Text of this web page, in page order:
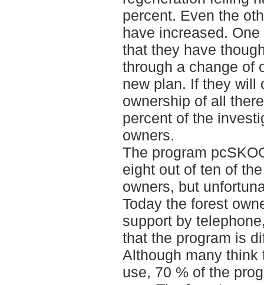
percent. Even the
have increased.
that they have
through a change of
new plan. If they will
ownership of all
percent of the
owners.
The program
eight out of ten of
owners, but
Today the forest
support by
that the program is
Although many think
use, 70 % of the